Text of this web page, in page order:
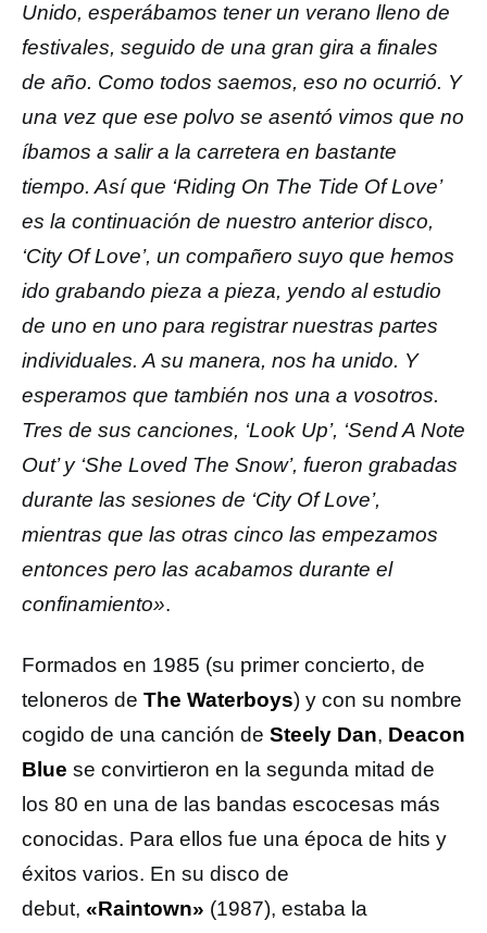
Unido, esperábamos tener un verano lleno de
festivales, seguido de una gran gira a finales
de año. Como todos saemos, eso no ocurrió. Y
una vez que ese polvo se asentó vimos que no
íbamos a salir a la carretera en bastante
tiempo. Así que ‘Riding On The Tide Of Love’
es la continuación de nuestro anterior disco,
‘City Of Love’, un compañero suyo que hemos
ido grabando pieza a pieza, yendo al estudio
de uno en uno para registrar nuestras partes
individuales. A su manera, nos ha unido. Y
esperamos que también nos una a vosotros.
Tres de sus canciones, ‘Look Up’, ‘Send A Note
Out’ y ‘She Loved The Snow’, fueron grabadas
durante las sesiones de ‘City Of Love’,
mientras que las otras cinco las empezamos
entonces pero las acabamos durante el
confinamiento».
Formados en 1985 (su primer concierto, de
teloneros de The Waterboys) y con su nombre
cogido de una canción de Steely Dan, Deacon
Blue se convirtieron en la segunda mitad de
los 80 en una de las bandas escocesas más
conocidas. Para ellos fue una época de hits y
éxitos varios. En su disco de
debut, «Raintown» (1987), estaba la